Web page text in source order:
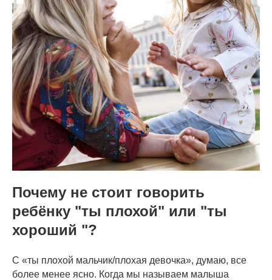
Почему не стоит говорить
ребёнку "ты плохой" или "ты
хороший "?
С «ты плохой мальчик/плохая девочка», думаю, все
более менее ясно. Когда мы называем малыша